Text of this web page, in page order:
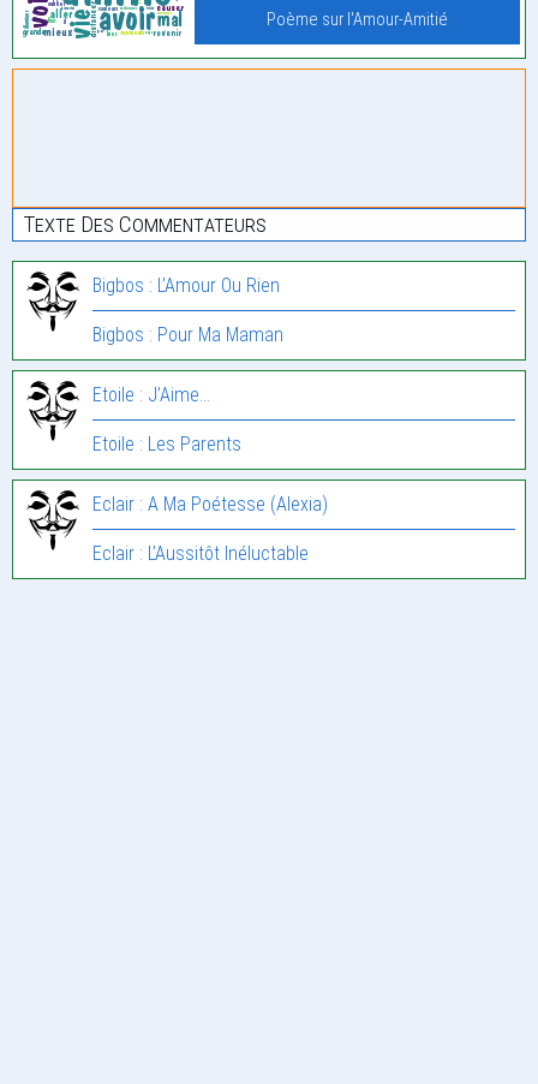
Poème sur l'Amour-Amitié
Texte Des Commentateurs
Bigbos : L’Amour Ou Rien
Bigbos : Pour Ma Maman
Etoile : J’Aime…
Etoile : Les Parents
Eclair : A Ma Poétesse (Alexia)
Eclair : L’Aussitôt Inéluctable